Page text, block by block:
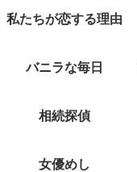
私たちが恋する理由
バニラな毎日
相続探偵
女優めし